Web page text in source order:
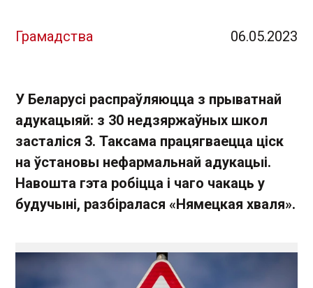
Грамадства 06.05.2023
У Беларусі распраўляюцца з прыватнай
адукацыяй: з 30 недзяржаўных школ
засталіся 3. Таксама працягваецца ціск
на ўстановы нефармальнай адукацыі.
Навошта гэта робіцца і чаго чакаць у
будучыні, разбіралася «Нямецкая хваля».